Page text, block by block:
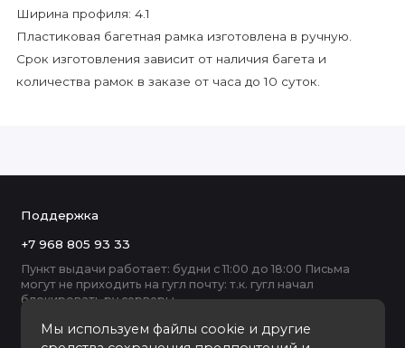
Ширина профиля: 4.1
Пластиковая багетная рамка изготовлена в ручную.
Срок изготовления зависит от наличия багета и
количества рамок в заказе от часа до 10 суток.
Мы используем файлы cookie и другие
Поддержка
+7 968 805 93 33
Пункт выдачи работает: будни с 11:00 до 18:00 Письма
могут не приходить на гугл почту: т.к. гугл начал
блокировать ру серверы